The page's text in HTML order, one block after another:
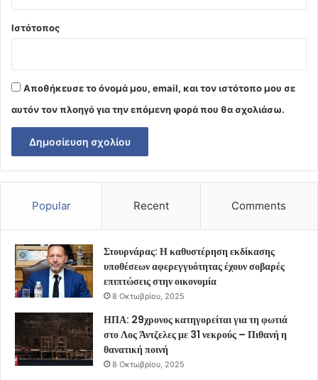
Ιστότοπος
Αποθήκευσε το όνομά μου, email, και τον ιστότοπο μου σε
αυτόν τον πλοηγό για την επόμενη φορά που θα σχολιάσω.
Popular Recent Comments
Στουρνάρας: Η καθυστέρηση εκδίκασης
υποθέσεων αφερεγγυότητας έχουν σοβαρές
επιπτώσεις στην οικονομία
8 Οκτωβρίου, 2025
ΗΠΑ: 29χρονος κατηγορείται για τη φωτιά
στο Λος Άντζελες με 31 νεκρούς – Πιθανή η
θανατική ποινή
8 Οκτωβρίου, 2025